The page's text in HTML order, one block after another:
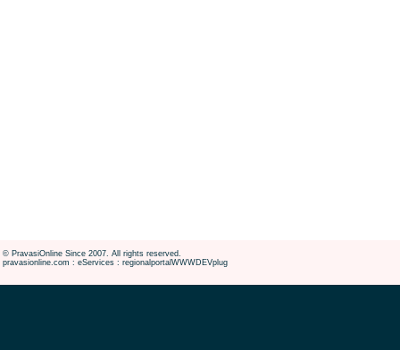
© PravasiOnline Since 2007. All rights reserved.
pravasionline.com : eServices : regionalportalWWWDEVplug